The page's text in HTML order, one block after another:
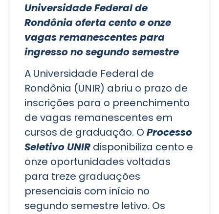
Universidade Federal de
Rondônia oferta cento e onze
vagas remanescentes para
ingresso no segundo semestre
A Universidade Federal de
Rondônia (UNIR) abriu o prazo de
inscrições para o preenchimento
de vagas remanescentes em
cursos de graduação. O Processo
Seletivo UNIR disponibiliza cento e
onze oportunidades voltadas
para treze graduações
presenciais com início no
segundo semestre letivo. Os